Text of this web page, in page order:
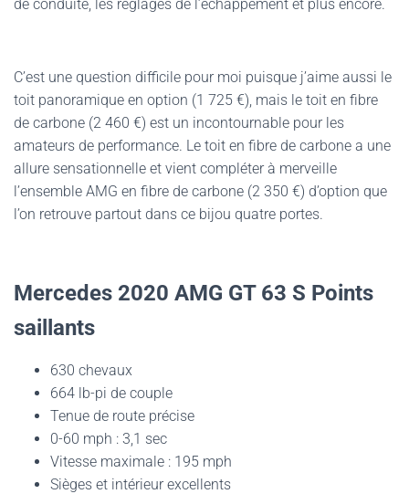
de conduite, les réglages de l’échappement et plus encore.
C’est une question difficile pour moi puisque j’aime aussi le
toit panoramique en option (1 725 €), mais le toit en fibre
de carbone (2 460 €) est un incontournable pour les
amateurs de performance. Le toit en fibre de carbone a une
allure sensationnelle et vient compléter à merveille
l’ensemble AMG en fibre de carbone (2 350 €) d’option que
l’on retrouve partout dans ce bijou quatre portes.
Mercedes 2020 AMG GT 63 S Points
saillants
630 chevaux
664 lb-pi de couple
Tenue de route précise
0-60 mph : 3,1 sec
Vitesse maximale : 195 mph
Sièges et intérieur excellents